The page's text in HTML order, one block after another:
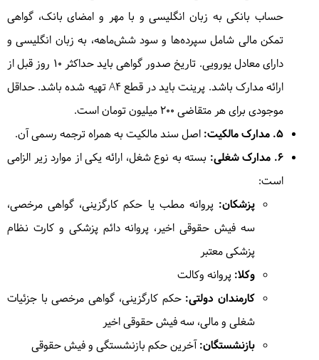
حساب بانکی به زبان انگلیسی و با مهر و امضای بانک، گواهی
تمکن مالی شامل سپرده‌ها و سود شش‌ماهه، به زبان انگلیسی و
دارای معادل یورویی. تاریخ صدور گواهی باید حداکثر ۱۰ روز قبل از
ارائه مدارک باشد. پرینت باید در قطع A4 تهیه شده باشد. حداقل
موجودی برای هر متقاضی ۲۰۰ میلیون تومان است.
۵. مدارک مالکیت:
اصل سند مالکیت به همراه ترجمه رسمی آن.
۶. مدارک شغلی:
بسته به نوع شغل، ارائه یکی از موارد زیر الزامی
است:
پزشکان: پروانه مطب یا حکم کارگزینی، گواهی مرخصی،
سه فیش حقوقی اخیر، پروانه دائم پزشکی و کارت نظام
پزشکی معتبر
وکلا: پروانه وکالت
کارمندان دولتی: حکم کارگزینی، گواهی مرخصی با جزئیات
شغلی و مالی، سه فیش حقوقی اخیر
بازنشستگان: آخرین حکم بازنشستگی و فیش حقوقی